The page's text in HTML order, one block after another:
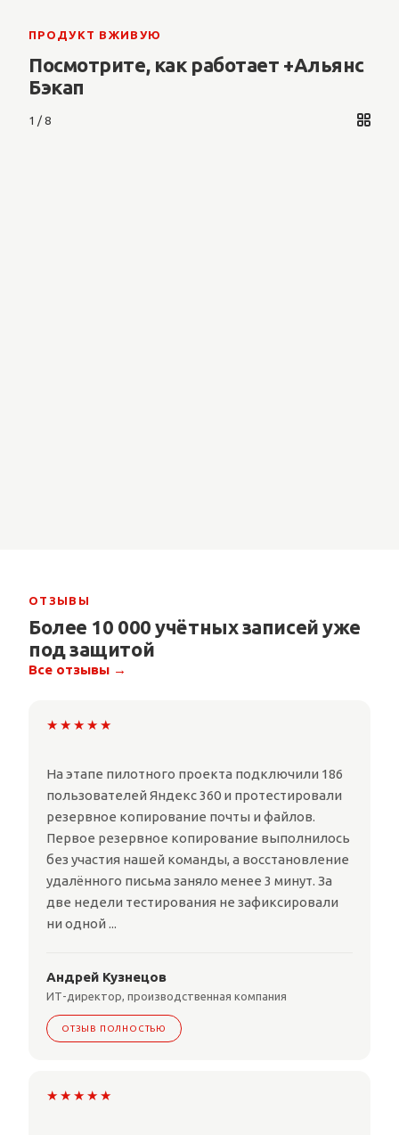
ПРОДУКТ ВЖИВУЮ
Посмотрите, как работает +Альянс
Бэкап
1 / 8
ОТЗЫВЫ
Более 10 000 учётных записей уже
под защитой
Все отзывы →
★★★★★
На этапе пилотного проекта подключили 186
пользователей Яндекс 360 и протестировали
резервное копирование почты и файлов.
Первое резервное копирование выполнилось
без участия нашей команды, а восстановление
удалённого письма заняло менее 3 минут. За
две недели тестирования не зафиксировали
ни одной ...
Андрей Кузнецов
ИТ-директор, производственная компания
ОТЗЫВ ПОЛНОСТЬЮ
★★★★★